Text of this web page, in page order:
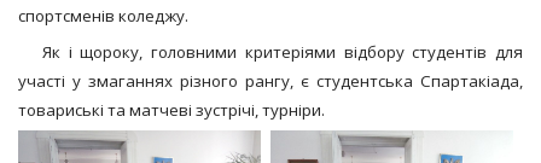
спортсменів коледжу.
Як і щороку, головними критеріями відбору студентів для
участі у змаганнях різного рангу, є студентська Спартакіада,
товариські та матчеві зустрічі, турніри.